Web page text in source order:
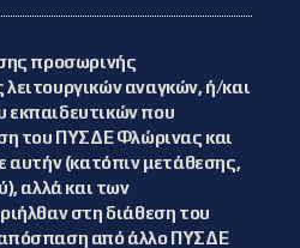
προσωρινής
αναγκών, ή/και
που
του ΠΥΣΔΕ Φλώρινας και
αυτήν (κατόπιν μετάθεσης,
αλλά και των
στη διάθεση του
από άλλο ΠΥΣΔΕ